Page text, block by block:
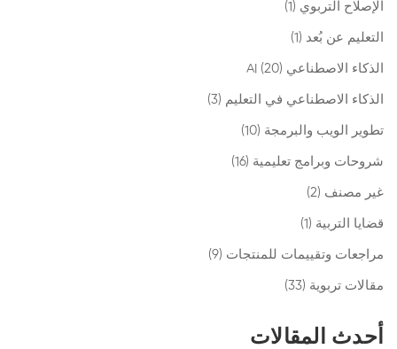
الإصلاح التربوي (1)
التعليم عن بُعد (1)
الذكاء الاصطناعي AI (20)
الذكاء الاصطناعي في التعليم (3)
تطوير الويب والبرمجة (10)
شروحات وبرامج تعليمية (16)
غير مصنف (2)
قضايا التربية (1)
مراجعات وتقييمات للمنتجات (9)
مقالات تربوية (33)
أحدث المقالات